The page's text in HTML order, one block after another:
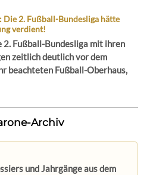
Die 2. Fußball-Bundesliga hätte
verdient!
Fußball-Bundesliga mit ihren
zeitlich deutlich vor dem
beachteten Fußball-Oberhaus,
Archiv
und Jahrgänge aus dem